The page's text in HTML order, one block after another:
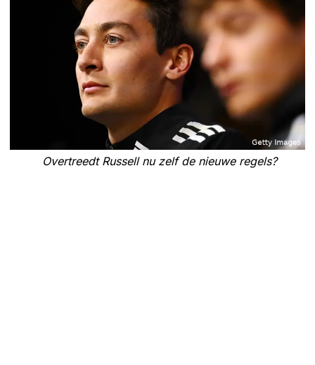
Overtreedt Russell nu zelf de nieuwe regels?